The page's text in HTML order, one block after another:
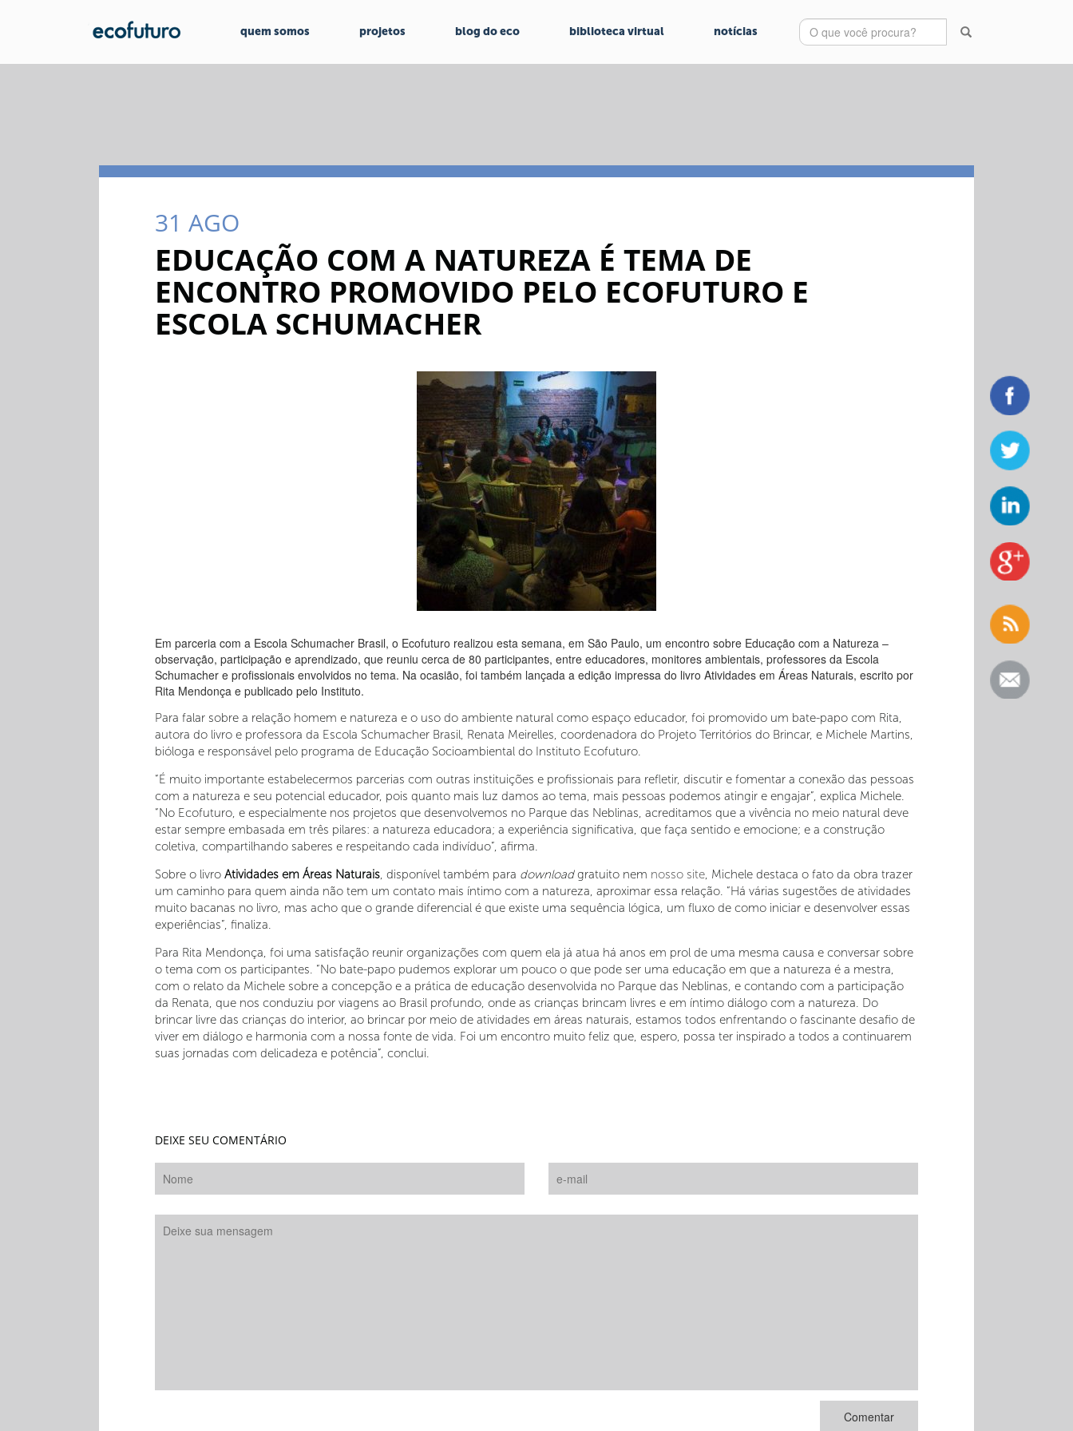
quem somos projetos blog do eco biblioteca virtual notícias
31 AGO
EDUCAÇÃO COM A NATUREZA É TEMA DE
ENCONTRO PROMOVIDO PELO ECOFUTURO E
ESCOLA SCHUMACHER
Em parceria com a Escola Schumacher Brasil, o Ecofuturo realizou esta semana, em São Paulo, um encontro sobre Educação com a Natureza –
observação, participação e aprendizado, que reuniu cerca de 80 participantes, entre educadores, monitores ambientais, professores da Escola
Schumacher e profissionais envolvidos no tema. Na ocasião, foi também lançada a edição impressa do livro Atividades em Áreas Naturais, escrito por
Rita Mendonça e publicado pelo Instituto.
Para falar sobre a relação homem e natureza e o uso do ambiente natural como espaço educador, foi promovido um bate-papo com Rita,
autora do livro e professora da Escola Schumacher Brasil, Renata Meirelles, coordenadora do Projeto Territórios do Brincar, e Michele Martins,
bióloga e responsável pelo programa de Educação Socioambiental do Instituto Ecofuturo.
“É muito importante estabelecermos parcerias com outras instituições e profissionais para refletir, discutir e fomentar a conexão das pessoas
com a natureza e seu potencial educador, pois quanto mais luz damos ao tema, mais pessoas podemos atingir e engajar”, explica Michele.
“No Ecofuturo, e especialmente nos projetos que desenvolvemos no Parque das Neblinas, acreditamos que a vivência no meio natural deve
estar sempre embasada em três pilares: a natureza educadora; a experiência significativa, que faça sentido e emocione; e a construção
coletiva, compartilhando saberes e respeitando cada indivíduo”, afirma.
Sobre o livro Atividades em Áreas Naturais, disponível também para downloadgratuito nem nosso site, Michele destaca o fato da obra trazer
um caminho para quem ainda não tem um contato mais íntimo com a natureza, aproximar essa relação. “Há várias sugestões de atividades
muito bacanas no livro, mas acho que o grande diferencial é que existe uma sequência lógica, um fluxo de como iniciar e desenvolver essas
experiências”, finaliza.
Para Rita Mendonça, foi uma satisfação reunir organizações com quem ela já atua há anos em prol de uma mesma causa e conversar sobre
o tema com os participantes. “No bate-papo pudemos explorar um pouco o que pode ser uma educação em que a natureza é a mestra,
com o relato da Michele sobre a concepção e a prática de educação desenvolvida no Parque das Neblinas, e contando com a participação
da Renata, que nos conduziu por viagens ao Brasil profundo, onde as crianças brincam livres e em íntimo diálogo com a natureza. Do
brincar livre das crianças do interior, ao brincar por meio de atividades em áreas naturais, estamos todos enfrentando o fascinante desafio de
viver em diálogo e harmonia com a nossa fonte de vida. Foi um encontro muito feliz que, espero, possa ter inspirado a todos a continuarem
suas jornadas com delicadeza e potência”, conclui.
DEIXE SEU COMENTÁRIO